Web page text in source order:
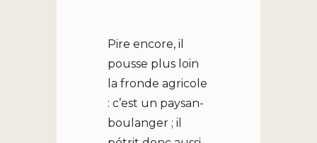
Pire encore, il
pousse plus loin
la fronde agricole
: c’est un paysan-
boulanger ; il